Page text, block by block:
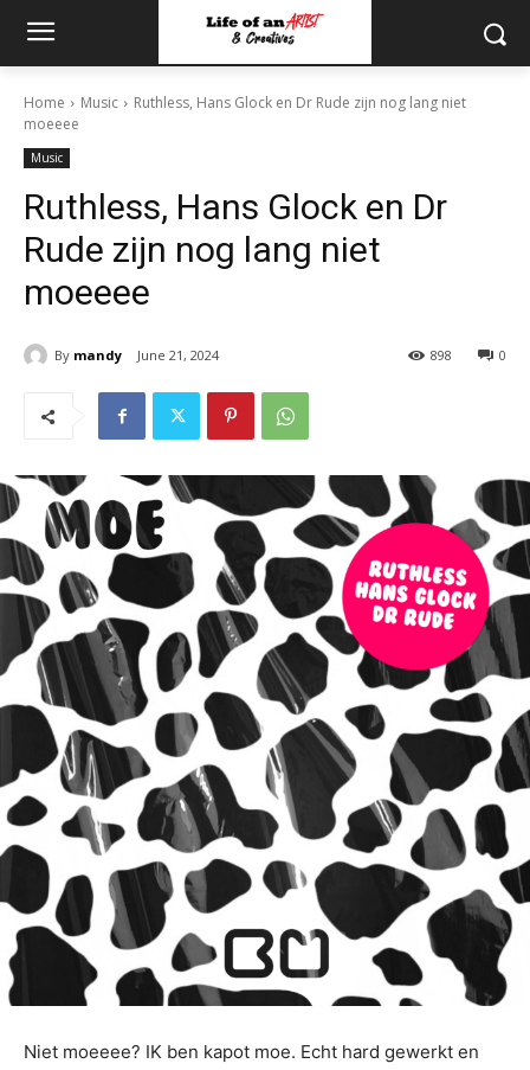
Home Music
Ruthless, Hans Glock en Dr Rude zijn nog lang niet
moeeee
Music
Ruthless, Hans Glock en Dr
Rude zijn nog lang niet
moeeee
By mandy June 21, 2024 0
898
Niet moeeee? IK ben kapot moe. Echt hard gewerkt en